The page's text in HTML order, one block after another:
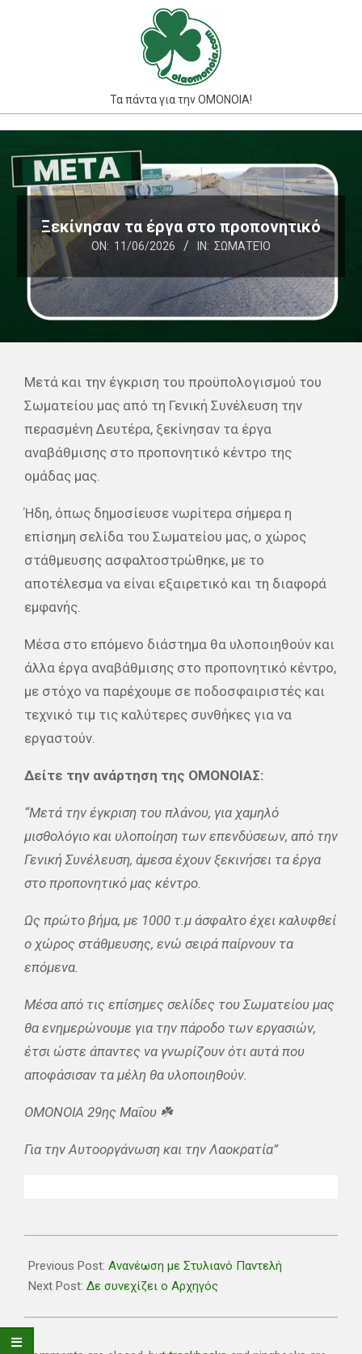
Τα πάντα για την ΟΜΟΝΟΙΑ!
Navigation
Menu
Ξεκίνησαν τα έργα στο προπονητικό
ON: 11/06/2026 IN: ΣΩΜΑΤΕΊΟ
Μετά και την έγκριση του προϋπολογισμού του
Σωματείου μας από τη Γενική Συνέλευση την
περασμένη Δευτέρα, ξεκίνησαν τα έργα
αναβάθμισης στο προπονητικό κέντρο της
ομάδας μας.
Ήδη, όπως δημοσίευσε νωρίτερα σήμερα η
επίσημη σελίδα του Σωματείου μας, ο χώρος
στάθμευσης ασφαλτοστρώθηκε, με το
αποτέλεσμα να είναι εξαιρετικό και τη διαφορά
εμφανής.
Μέσα στο επόμενο διάστημα θα υλοποιηθούν και
άλλα έργα αναβάθμισης στο προπονητικό κέντρο,
με στόχο να παρέχουμε σε ποδοσφαιριστές και
τεχνικό τιμ τις καλύτερες συνθήκες για να
εργαστούν.
Δείτε την ανάρτηση της ΟΜΟΝΟΙΑΣ:
“Μετά την έγκριση του πλάνου, για χαμηλό
μισθολόγιο και υλοποίηση των επενδύσεων, από την
Γενική Συνέλευση, άμεσα έχουν ξεκινήσει τα έργα
στο προπονητικό μας κέντρο.
Ως πρώτο βήμα, με 1000 τ.μ άσφαλτο έχει καλυφθεί
ο χώρος στάθμευσης, ενώ σειρά παίρνουν τα
επόμενα.
Μέσα από τις επίσημες σελίδες του Σωματείου μας
θα ενημερώνουμε για την πάροδο των εργασιών,
έτσι ώστε άπαντες να γνωρίζουν ότι αυτά που
αποφάσισαν τα μέλη θα υλοποιηθούν.
ΟΜΟΝΟΙΑ 29ης Μαΐου ☘️
Για την Αυτοοργάνωση και την Λαοκρατία”
06-
11
Previous Post: Ανανέωση με Στυλιανό Παντελή
Next Post: Δε συνεχίζει ο Αρχηγός